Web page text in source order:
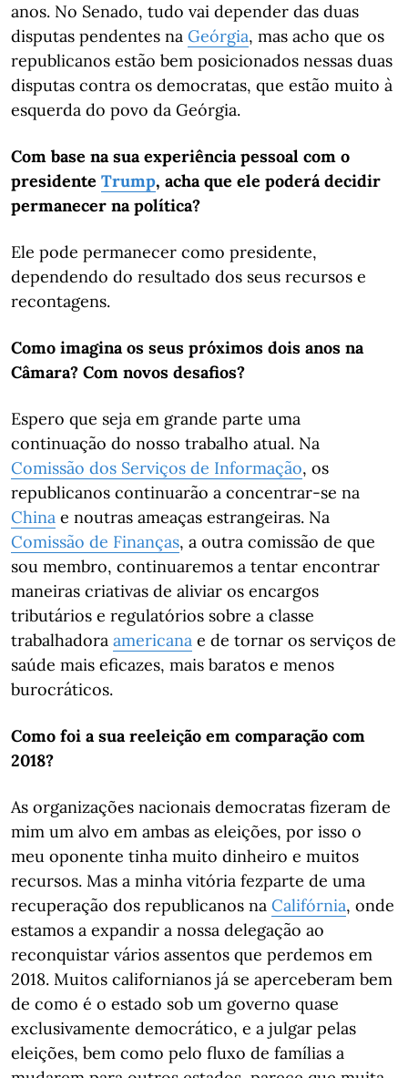
anos. No Senado, tudo vai depender das duas
disputas pendentes na Geórgia, mas acho que os
republicanos estão bem posicionados nessas duas
disputas contra os democratas, que estão muito à
esquerda do povo da Geórgia.
Com base na sua experiência pessoal com o
presidente Trump, acha que ele poderá decidir
permanecer na política?
Ele pode permanecer como presidente,
dependendo do resultado dos seus recursos e
recontagens.
Como imagina os seus próximos dois anos na
Câmara? Com novos desafios?
Espero que seja em grande parte uma
continuação do nosso trabalho atual. Na
Comissão dos Serviços de Informação, os
republicanos continuarão a concentrar-se na
China e noutras ameaças estrangeiras. Na
Comissão de Finanças, a outra comissão de que
sou membro, continuaremos a tentar encontrar
maneiras criativas de aliviar os encargos
tributários e regulatórios sobre a classe
trabalhadora americana e de tornar os serviços de
saúde mais eficazes, mais baratos e menos
burocráticos.
Como foi a sua reeleição em comparação com
2018?
As organizações nacionais democratas fizeram de
mim um alvo em ambas as eleições, por isso o
meu oponente tinha muito dinheiro e muitos
recursos. Mas a minha vitória fezparte de uma
recuperação dos republicanos na Califórnia, onde
estamos a expandir a nossa delegação ao
reconquistar vários assentos que perdemos em
2018. Muitos californianos já se aperceberam bem
de como é o estado sob um governo quase
exclusivamente democrático, e a julgar pelas
eleições, bem como pelo fluxo de famílias a